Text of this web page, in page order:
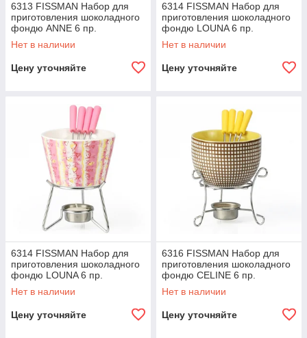
6313 FISSMAN Набор для
приготовления шоколадного
фондю ANNE 6 пр.
(керамика)
Нет в наличии
Цену уточняйте
6314 FISSMAN Набор для
приготовления шоколадного
фондю LOUNA 6 пр.
(керамика)
Нет в наличии
Цену уточняйте
6314 FISSMAN Набор для
приготовления шоколадного
фондю LOUNA 6 пр.
(керамика)
Нет в наличии
Цену уточняйте
6316 FISSMAN Набор для
приготовления шоколадного
фондю CELINE 6 пр.
(керамика)
Нет в наличии
Цену уточняйте